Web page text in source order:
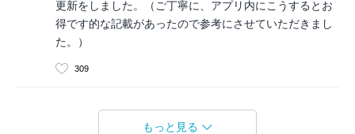
更新をしました。（ご丁寧に、アプリ内にこうするとお
得です的な記載があったので参考にさせていただきまし
た。）
309
もっと見る